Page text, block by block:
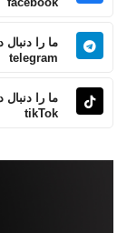
ما را دنبال
telegram
ما را دنبال
tikTok